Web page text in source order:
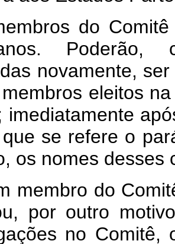
do
Poderão,
novamente,
eleitos
imediatamente
se refere o
os nomes desses
membro do
por outro
no Comitê,